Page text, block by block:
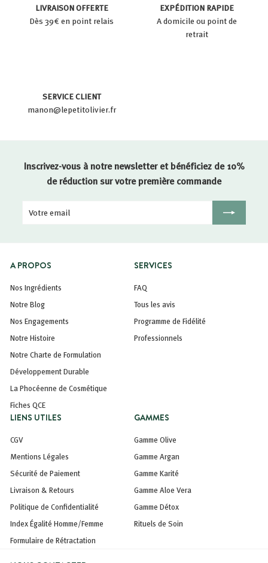
LIVRAISON OFFERTE
Dès 39€ en point relais
EXPÉDITION RAPIDE
A domicile ou point de
retrait
SERVICE CLIENT
manon@lepetitolivier.fr
Inscrivez-vous à notre newsletter et bénéficiez de 10%
de réduction sur votre première commande
Votre
Inscription
A PROPOS
Nos Ingrédients
Notre Blog
Nos Engagements
Notre Histoire
Notre Charte de Formulation
Développement Durable
La Phocéenne de Cosmétique
Fiches QCE
SERVICES
FAQ
Tous les avis
Programme de Fidélité
Professionnels
LIENS UTILES
CGV
Mentions Légales
Sécurité de Paiement
Livraison & Retours
Politique de Confidentialité
Index Égalité Homme/Femme
Formulaire de Rétractation
GAMMES
Gamme Olive
Gamme Argan
Gamme Karité
Gamme Aloe Vera
Gamme Détox
Rituels de Soin